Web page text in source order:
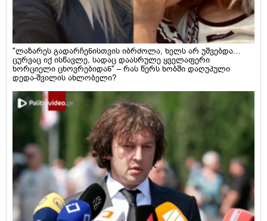
"ლაზარეს გადარჩენისთვის იბრძოლა, ხელს არ უშვებდა…
ცურვაც იქ ისწავლე, სადაც დაასრულე ყველაფერი
ხორციელი ცხოვრებიდან" – რას წერს ხობში დაღუპული
დედა-შვილის ახლობელი?